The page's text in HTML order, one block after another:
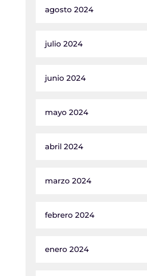
agosto 2024
julio 2024
junio 2024
mayo 2024
abril 2024
marzo 2024
febrero 2024
enero 2024